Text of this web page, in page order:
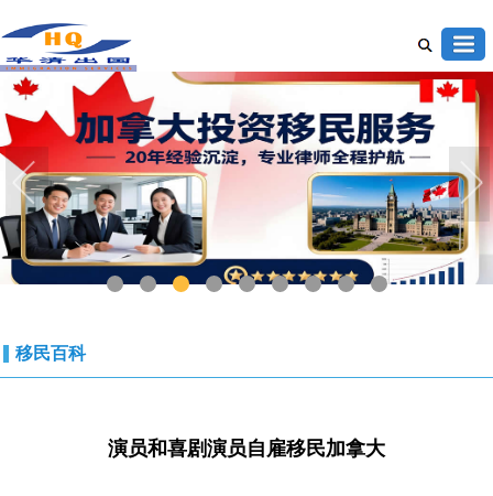
1 2 3 4 5 7 8 9
移民百科
演员和喜剧演员自雇移民加拿大